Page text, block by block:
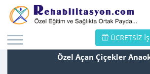
ÜCRETSİZ
Özel Açan Çiçekler